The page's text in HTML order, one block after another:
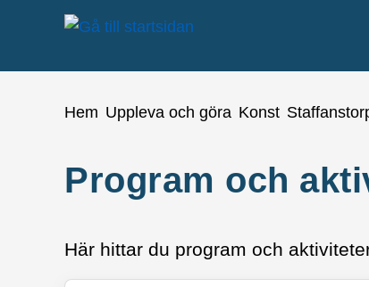
Gå till innehåll
till sidomeny
Du är här:
Hem Uppleva och göra Konst
Program och
Här hittar du program och